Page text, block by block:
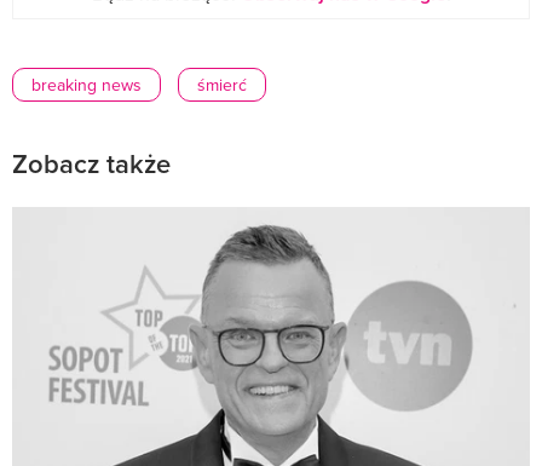
breaking news śmierć
Zobacz także